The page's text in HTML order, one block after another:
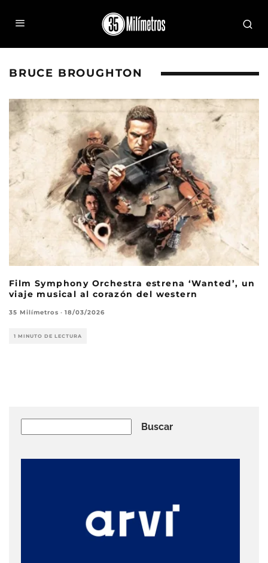
BRUCE BROUGHTON
Film Symphony Orchestra estrena ‘Wanted’, un
viaje musical al corazón del western
35 Milímetros · 18/03/2026
1 MINUTO DE LECTURA
Buscar